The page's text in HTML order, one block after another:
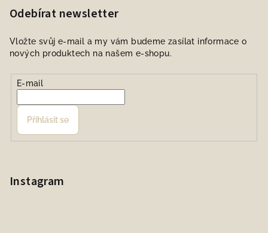
Odebírat newsletter
Vložte svůj e-mail a my vám budeme zasílat informace o
nových produktech na našem e-shopu.
E-mail
Přihlásit se
Instagram